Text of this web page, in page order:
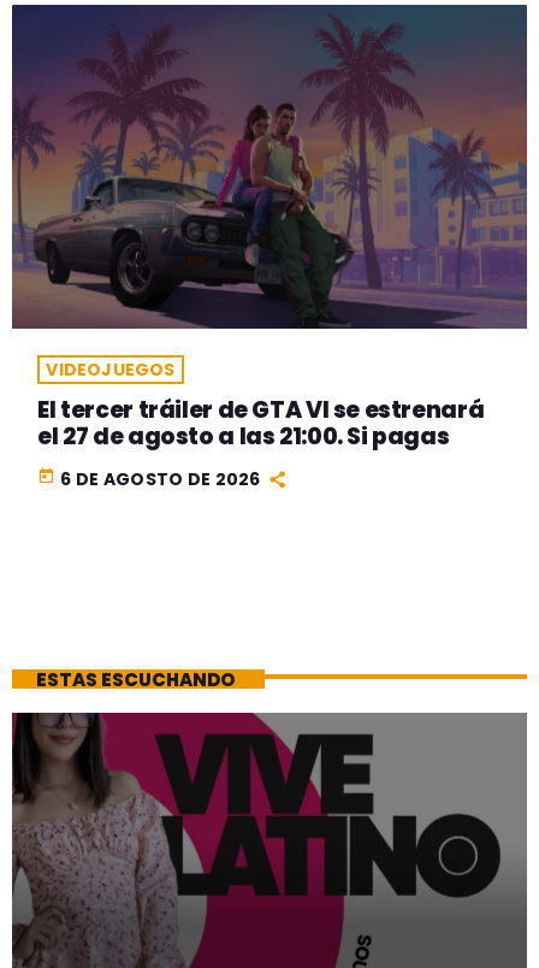
VIDEOJUEGOS
El tercer tráiler de GTA VI se estrenará
el 27 de agosto a las 21:00. Si pagas
today 6 DE AGOSTO DE 2026
ESTAS ESCUCHANDO